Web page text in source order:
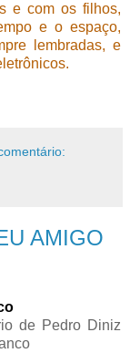
e com os filhos,
e o espaço,
lembradas, e
AMIGO
de Pedro Diniz